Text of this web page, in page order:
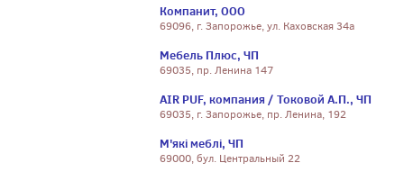
Компанит, ООО
69096, г. Запорожье, ул. Каховская 34а
Мебель Плюс, ЧП
69035, пр. Ленина 147
AIR PUF, компания / Токовой А.П., ЧП
69035, г. Запорожье, пр. Ленина, 192
М'якi меблi, ЧП
69000, бул. Центральный 22